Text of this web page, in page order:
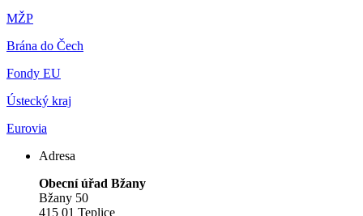
MŽP
Brána do Čech
Fondy EU
Ústecký kraj
Eurovia
Adresa
Obecní úřad Bžany
Bžany 50
415 01 Teplice